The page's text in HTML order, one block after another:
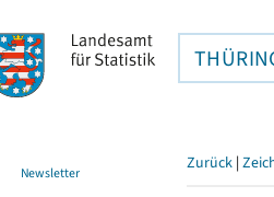
Newsletter Zurück |